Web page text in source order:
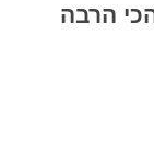
הרבה